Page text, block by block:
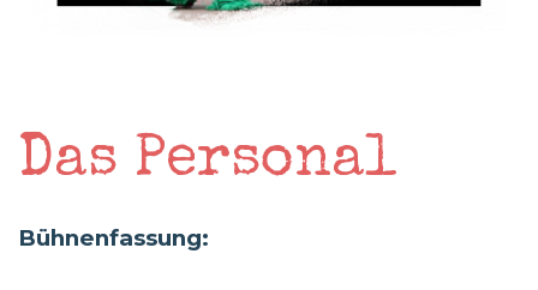
Das Personal
Bühnenfassung: